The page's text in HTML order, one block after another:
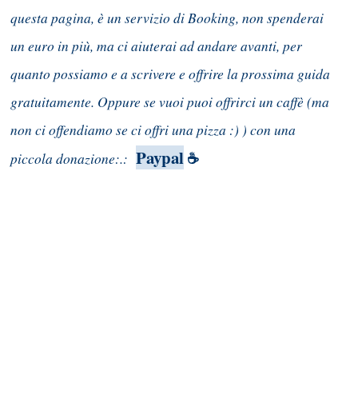
questa pagina, è un servizio di Booking, non spenderai
un euro in più, ma ci aiuterai ad andare avanti, per
quanto possiamo e a scrivere e offrire la prossima guida
gratuitamente. Oppure se vuoi puoi offrirci un caffè (ma
non ci offendiamo se ci offri una pizza :) ) con una
piccola donazione:.: Paypal ☕